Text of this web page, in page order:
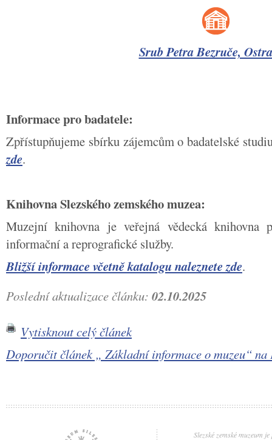
Srub Petra Bezruče,
Informace pro badatele:
Zpřístupňujeme sbírku zájemcům o badatelské
zde.
Knihovna Slezského zemského muzea:
Muzejní knihovna je veřejná vědecká knihovna
informační a reprografické služby.
Bližší informace včetně katalogu naleznete zde.
Poslední aktualizace článku: 02.10.2025
Vytisknout celý článek
Doporučit článek „ Základní informace o muzeu“
Slezské zemské muzeum